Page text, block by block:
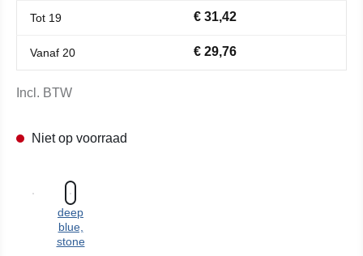
Tot 19 € 31,42
Vanaf 20 € 29,76
Incl. BTW
Niet op voorraad
deep
blue,
stone